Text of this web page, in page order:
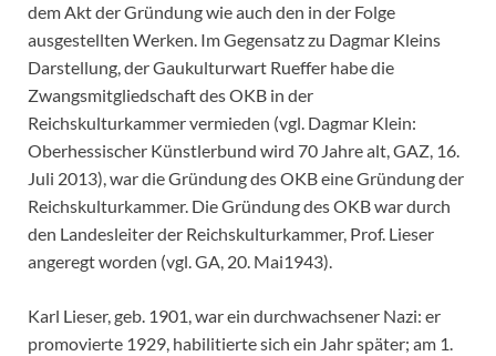
dem Akt der Gründung wie auch den in der Folge
ausgestellten Werken. Im Gegensatz zu Dagmar Kleins
Darstellung, der Gaukulturwart Rueffer habe die
Zwangsmitgliedschaft des OKB in der
Reichskulturkammer vermieden (vgl. Dagmar Klein:
Oberhessischer Künstlerbund wird 70 Jahre alt, GAZ, 16.
Juli 2013), war die Gründung des OKB eine Gründung der
Reichskulturkammer. Die Gründung des OKB war durch
den Landesleiter der Reichskulturkammer, Prof. Lieser
angeregt worden (vgl. GA, 20. Mai1943).
Karl Lieser, geb. 1901, war ein durchwachsener Nazi: er
promovierte 1929, habilitierte sich ein Jahr später; am 1.